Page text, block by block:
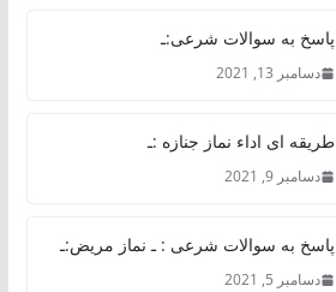
پاسخ به سوالات شرعی:ـ
دسامبر 13, 2021
طریقه ای اداء نماز جنازه :ـ
دسامبر 9, 2021
پاسخ به سوالات شرعی : ـ نماز مریض:ـ
دسامبر 5, 2021